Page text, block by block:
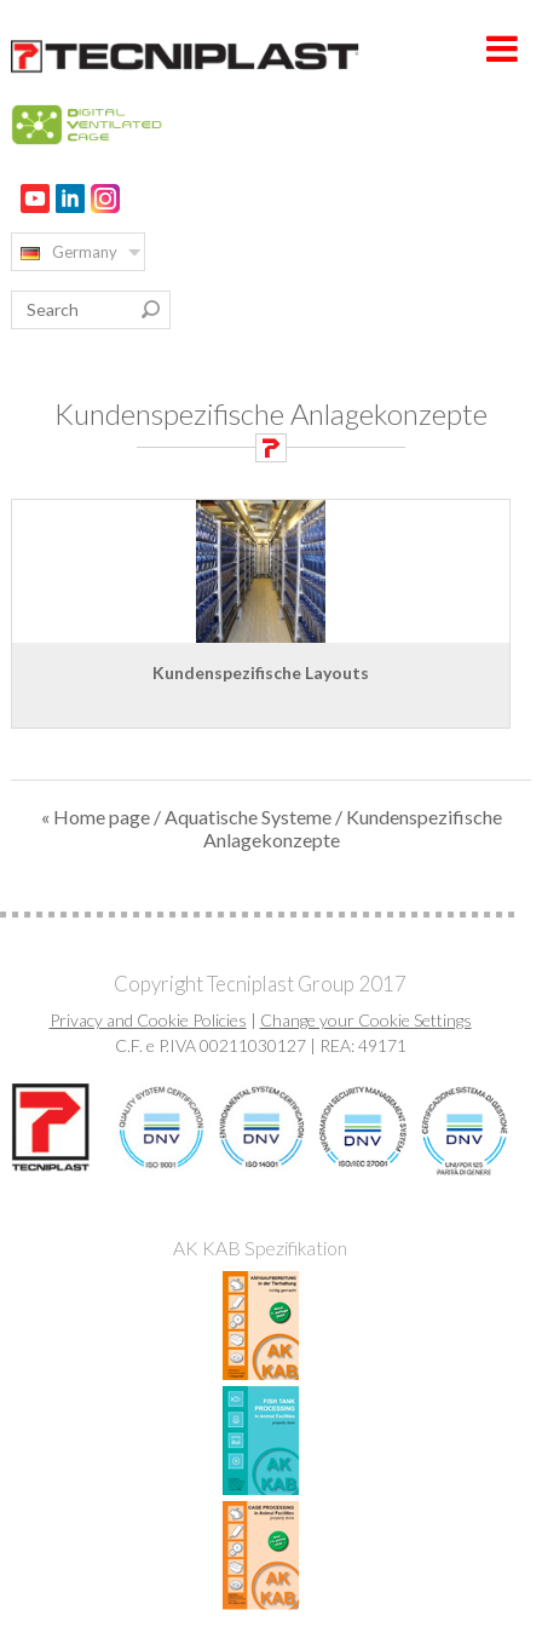
HOME PAGE
UNTERNEHMEN
PRODUKTE
Germany
Kundenspezifische Anlagekonzepte
Kundenspezifische Layouts
« Home page/Aquatische Systeme/ Kundenspezifische
Anlagekonzepte
Copyright Tecniplast Group 2017
Privacy and Cookie Policies | Change your Cookie Settings
C.F. e P.IVA 00211030127 | REA: 49171
AK KAB Spezifikation